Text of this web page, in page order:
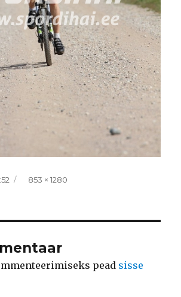
Täissuurus
853 × 1280
pead sisse